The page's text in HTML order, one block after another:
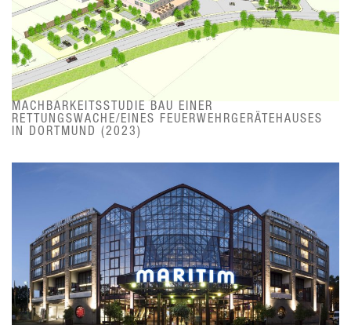
MACHBARKEITSSTUDIE BAU EINER
RETTUNGSWACHE/EINES FEUERWEHRGERÄTEHAUSES
IN DORTMUND (2023)